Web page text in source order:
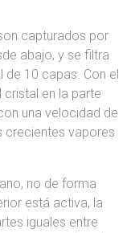
capturados por
abajo, y se filtra
10 capas. Con el
en la parte
una velocidad de
crecientes vapores
no de forma
está activa, la
iguales entre